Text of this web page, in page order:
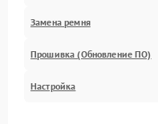
Замена ремня
Прошивка (Обновление ПО)
Настройка